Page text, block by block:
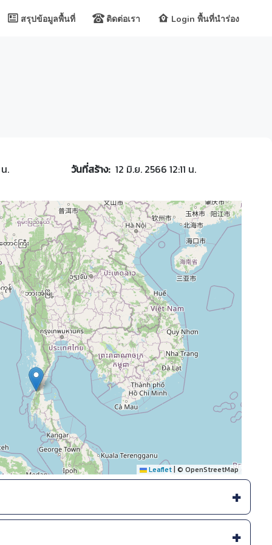
สรุปข้อมูลพื้นที่ ติดต่อเรา Login พื้นที่นำร่อง
. วันที่สร้าง: 12 มิ.ย. 2566 12:11 น.
Leaflet| © OpenStreetMap